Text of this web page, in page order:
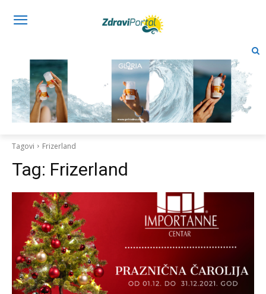
Tagovi Frizerland
Tag: Frizerland